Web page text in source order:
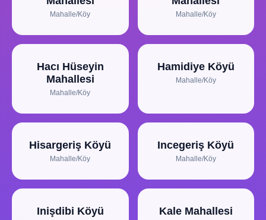
Mahalle/Köy Mahalle/Köy
Hacı Hüseyin
Mahallesi
Mahalle/Köy
Hamidiye Köyü
Mahalle/Köy
Hisargeriş Köyü
Mahalle/Köy
Incegeriş Köyü
Mahalle/Köy
Inişdibi Köyü Kale Mahallesi